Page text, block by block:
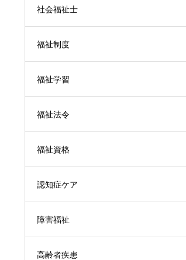
社会福祉士
福祉制度
福祉学習
福祉法令
福祉資格
認知症ケア
障害福祉
高齢者疾患